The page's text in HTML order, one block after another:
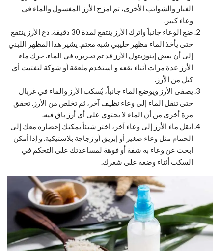
الغبار والشوائب الأخرى، ثم امزج الأرز المغسول والماء في
وعاء كبير.
ضع الوعاء جانباً واترك الأرز ينتقع لمدة 30 دقيقة. دع الأرز ينتقع
حتى يأخذ الماء مظهر حليبي شبه معتم. يشير هذا المظهر اللبني
إلى أن بعض إينوزيتول الأرز قد تم تحريره في الماء. حرك ماء
الأرز عدة مرات أثناء نقعه و استخدم ملعقة أو شوكة لتفتيت أي
كتل من الأرز.
يصفى الأرز ويوضع الماء جانباً، يُسكب الأرز والماء في غربال
حتى تنقل الماء إلى وعاء نظيف آخر، ثم تخلص من الأرز. تحقق
مرة أخرى من أن الماء لا يحتوي على أي أرز باق فيه.
انقل ماء الأرز إلى وعاء آخر، اختر شيئاً يمكنك إحضاره معك إلى
الحمام مثل وعاء صغير أو إبريق أو زجاجة بلاستيكية. و إذا أمكن
ابحث عن وعاء به شفة أو فوهة لمساعدتك على التحكم في
السكب أثناء وضعه على شعرك.